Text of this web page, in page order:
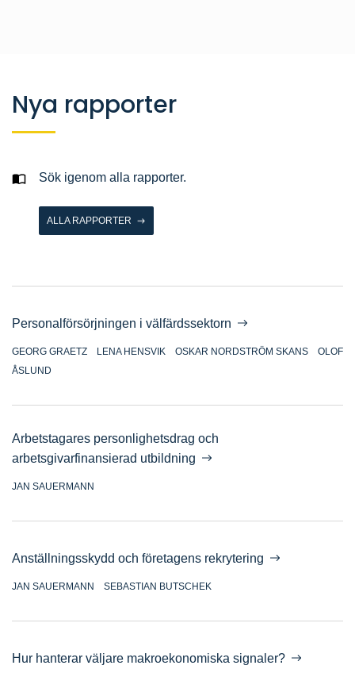
Nya rapporter
Sök igenom alla rapporter.
ALLA RAPPORTER
Personalförsörjningen i välfärdssektorn
GEORG GRAETZ LENA HENSVIK OSKAR NORDSTRÖM SKANS
OLOF
ÅSLUND
Arbetstagares personlighetsdrag och
arbetsgivarfinansierad utbildning
JAN SAUERMANN
Anställningsskydd och företagens rekrytering
JAN SAUERMANN SEBASTIAN BUTSCHEK
Hur hanterar väljare makroekonomiska signaler?